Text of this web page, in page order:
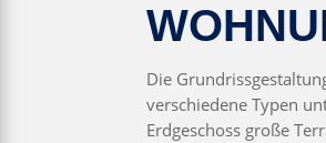
Die
verschiedene Typen
Erdgeschoss große